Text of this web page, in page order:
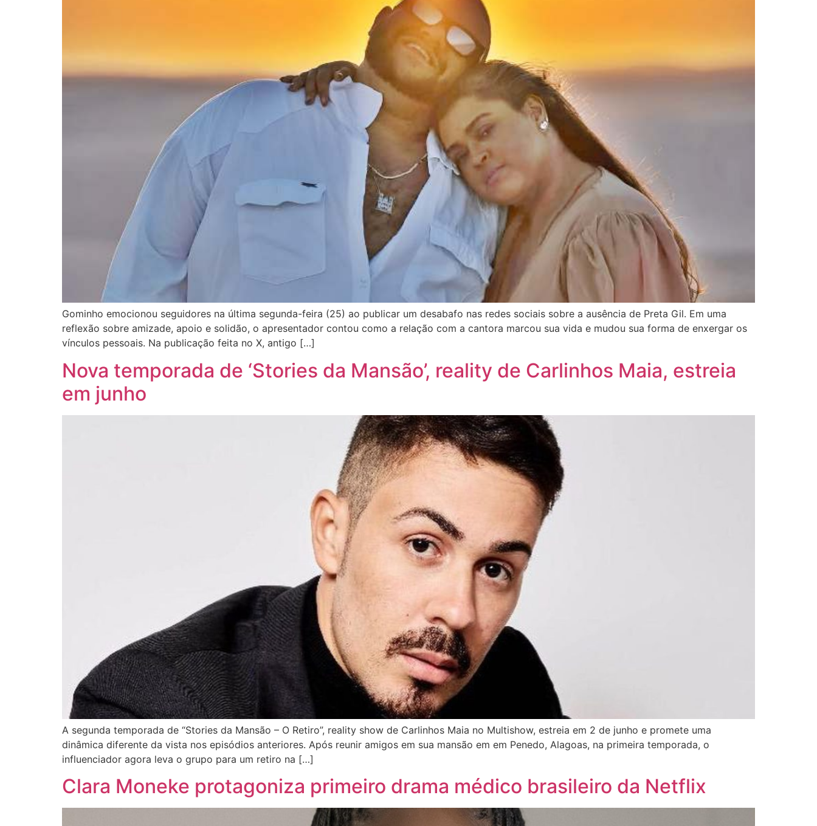
Gominho emocionou seguidores na última segunda-feira (25) ao publicar um desabafo nas redes sociais sobre a ausência de Preta Gil. Em uma
reflexão sobre amizade, apoio e solidão, o apresentador contou como a relação com a cantora marcou sua vida e mudou sua forma de enxergar os
vínculos pessoais. Na publicação feita no X, antigo […]
Nova temporada de ‘Stories da Mansão’, reality de Carlinhos Maia, estreia
em junho
A segunda temporada de “Stories da Mansão – O Retiro”, reality show de Carlinhos Maia no Multishow, estreia em 2 de junho e promete uma
dinâmica diferente da vista nos episódios anteriores. Após reunir amigos em sua mansão em em Penedo, Alagoas, na primeira temporada, o
influenciador agora leva o grupo para um retiro na […]
Clara Moneke protagoniza primeiro drama médico brasileiro da Netflix